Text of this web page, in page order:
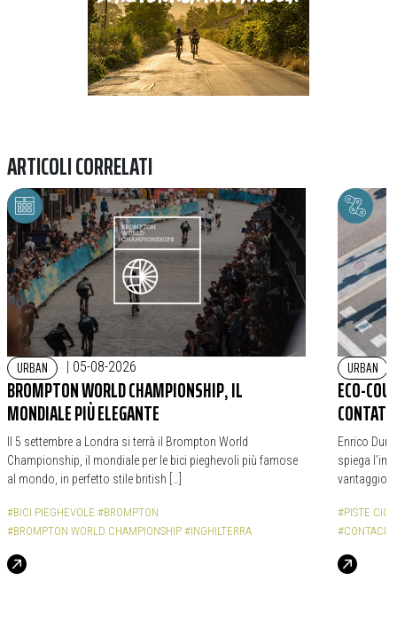
ARTICOLI CORRELATI
URBAN | 05-08-2026
BROMPTON WORLD CHAMPIONSHIP, IL
MONDIALE PIÙ ELEGANTE
Il 5 settembre a Londra si terrà il Brompton World
Championship, il mondiale per le bici pieghevoli più famose
al mondo, in perfetto stile british […]
#BICI PIEGHEVOLE #BROMPTON
#BROMPTON WORLD CHAMPIONSHIP #INGHILTERRA
URBAN
ECO-
Enrico
spiega
vantaggio
#PISTE